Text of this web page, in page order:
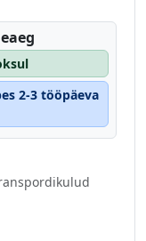
2-3 tööpäeva